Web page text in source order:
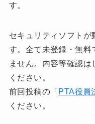
す。
セキュリティソフトが
す。全て未登録・無料
ません。内容等確認
ください。
前回投稿の「 PTA役員
ください。